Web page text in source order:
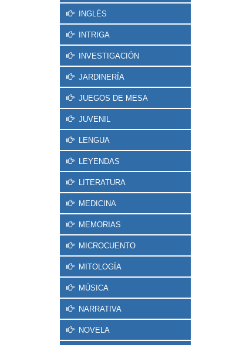
INGLÉS
INTRIGA
INVESTIGACIÓN
JARDINERÍA
JUEGOS DE MESA
JUVENIL
LENGUA
LEYENDAS
LITERATURA
MEDICINA
MEMORIAS
MICROCUENTO
MITOLOGÍA
MÚSICA
NARRATIVA
NOVELA